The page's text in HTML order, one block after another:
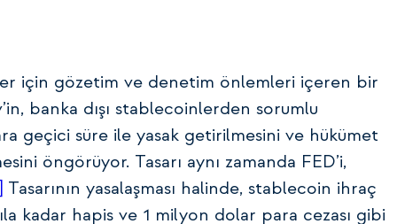
için gözetim ve denetim önlemleri içeren bir
banka dışı stablecoinlerden sorumlu
geçici süre ile yasak getirilmesini ve hükümet
öngörüyor. Tasarı aynı zamanda FED’i,
Tasarının yasalaşması halinde, stablecoin ihraç
kadar hapis ve 1 milyon dolar para cezası gibi